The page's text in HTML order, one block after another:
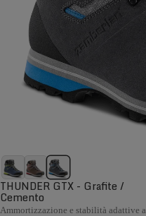
THUNDER GTX - Grafite /
Cemento
Ammortizzazione e stabilità adattive a